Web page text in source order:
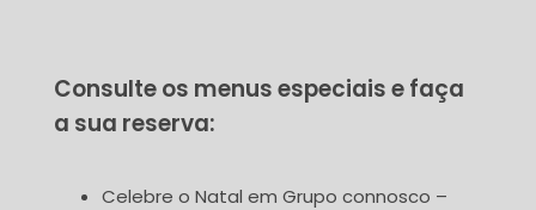
Consulte os menus especiais e faça
a sua reserva:
Celebre o Natal em Grupo connosco –